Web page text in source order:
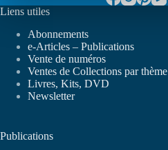
Liens utiles
Abonnements
e-Articles – Publications
Vente de numéros
Ventes de Collections par thème
Livres, Kits, DVD
Newsletter
Publications